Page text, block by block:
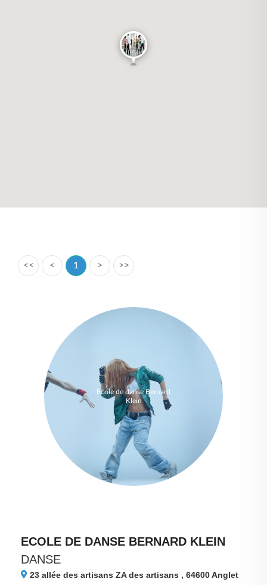
<< < 1 > >>
Ecole de danse Bernard
Klein
ECOLE DE DANSE BERNARD KLEIN
DANSE
23 allée des artisans ZA des artisans , 64600Anglet